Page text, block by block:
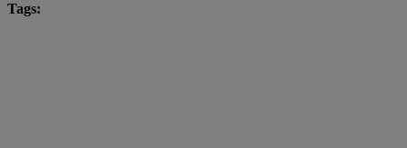
Tags: